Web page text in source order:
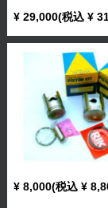
¥ 29,000(税込 ¥
¥ 8,000(税込 ¥